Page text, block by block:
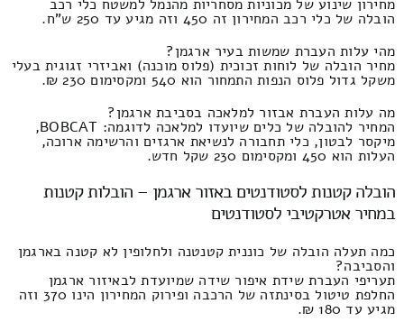
מחירון שינוע של מכוניות מסחריות מהנמל למשטח כלי רכב
הובלה של כלי רכב המחירון זה 450 וזה מגיע עד 250 ש"ח.
מהי עלות העברת שמשות בעיר ארגמן?
מחיר הובלה של לוחות זכוכית (פלוס מוכנה) ואביזרי זגוגית בעלי
משקל גדול פלוס הנפות התמחור הוא 540 ומקסימום 230 ₪.
מה עלות העברת אבזור למלאכה בסביבת ארגמן?
המחיר להובלה של כלים שיועדו למלאכה לדוגמה: BOBCAT,
מיקסר לבטון, כלי תחבורה לנשיאת ארגזים והרשימה ארוכה,
העלות הוא 450 ומקסימום 230 שקל חדש.
הובלה קטנות לסטודנטים באזור ארגמן – הובלות קטנות
במחיר אטרקטיבי לסטודנטים
כמה תעלה הובלה של כוננית קטנטנה ולחלופין לא קטנה בארגמן
והסביבה?
תעריפי העברת שידת איפור שידה שמיועדת לבאיזור ארגמן
החלפת טיטול בסינתזה של הרכבה ופירוק המחירון הינו 370 וזה
מגיע עד 180 ₪.